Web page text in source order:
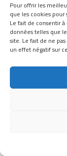
Pour offrir les
que les cookies
Le fait de consentir
données telles que
site. Le fait de ne
un effet négatif sur